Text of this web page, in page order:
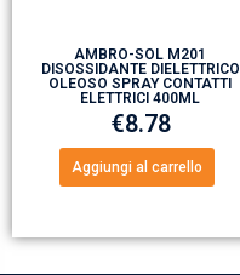
AMBRO-SOL M201
DISOSSIDANTE DIELETTRICO
OLEOSO SPRAY CONTATTI
ELETTRICI 400ML
€8.78
Aggiungi al carrello